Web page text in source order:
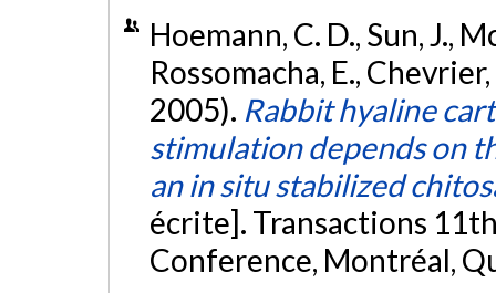
Hoemann, C. D., Sun, J.,
Rossomacha, E.,
2005). Rabbit hyaline
stimulation depends on
an in situ stabilized
écrite]. Transactions
Conference, Montréal,